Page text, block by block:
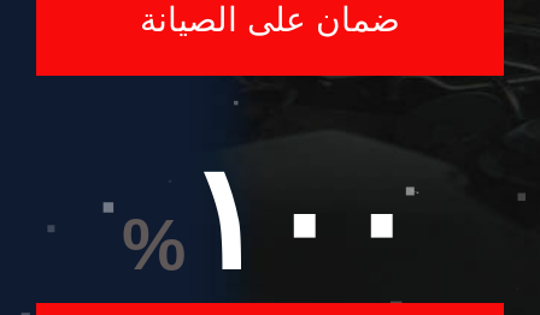
ضمان على الصيانة
١٠٠ %